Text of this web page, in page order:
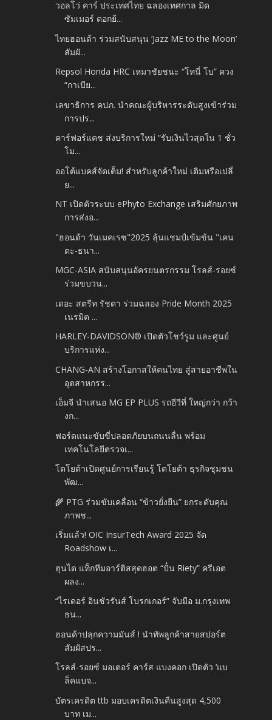
วอลโว่ คาร์ ประเทศไทย ฉลองเทศกาล มิด
ซัมเมอร์ ตอกย้...
ไทยฮอนด้า ร่วมสนับสนุน ‘Jazz ME to the Moon’
สัมผั...
Repsol Honda HRC เหมาชัยชนะ “โทนี่ โบ” ควง
“กาเบีย...
เลขาธิการ คปภ. นำคณะผู้บริหารระดับสูงเข้าร่วม
การปร...
คาร์ฟอร์แคช ส่งบริการใหม่ “รับเงินไวสุดใน 1 ชั่ว
โม...
ออโต้แบคส์จัดเต็ม! สำหรับลูกค้าใหม่ เติมหรือเปลี่
ย...
NT เปิดตัวระบบ ePhyto Exchange เสริมศักยภาพ
การส่งอ...
"ฮอนด้า วันเมคเรซ"2025 ลุ้นแชมป์เข้มข้น "เคน
ตะ-ธนา...
MGC-ASIA สนับสนุนอัครยนตรกรรม โรลส์-รอยซ์
ร่วมขบวน...
เดอะ สตรีท รัชดา ร่วมฉลอง Pride Month 2025
เนรมิต ...
HARLEY-DAVIDSON® เปิดตัวโชว์รูม และศูนย์
บริการแห่ง...
CHANG-AN สร้างโอกาสให้คนไทย สู่สายอาชีพใน
อุตสาหกรร...
เอ็มจี นำเสนอ MG EP PLUS รถอีวีที่ ใหญ่กว่า กว้า
งก...
ฟอร์ดแนะขับขี่ปลอดภัยบนถนนลื่น พร้อม
เทคโนโลยีตรวจเ...
โตโยต้าเปิดศูนย์การเรียนรู้ โตโยต้า ธุรกิจชุมชน
พัฒ...
🌾 PTG ร่วมขับเคลื่อน “ข้าวยั่งยืน” ยกระดับคุณ
ภาพช...
เริ่มแล้ว! OIC InsurTech Award 2025 จัด
Roadshow เ...
ฮุนได แท็กทีมอาร์ติสสุดฮอต “ปั๋น Riety” ครีเอต
ผลง...
“ไรเดอร์ อินชัวรันส์ โบรกเกอร์” จับมือ ม.กรุงเทพ
ธน...
ฮอนด้าปลุกความมันส์ ! นำทัพลูกค้าสายสปอร์ต
สัมผัสปร...
โรลส์-รอยซ์ มอเตอร์ คาร์ส แบงคอก เปิดตัว ‘แบ
ล็คแบจ...
บัตรเครดิต ttb มอบเครดิตเงินคืนสูงสุด 4,500
บาท เม...